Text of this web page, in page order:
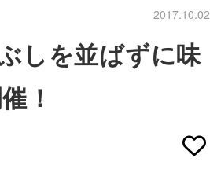
2017.10.02
しを並ばずに味
！